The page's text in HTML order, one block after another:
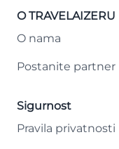
O TRAVELAIZERU
O nama
Postanite partner
Sigurnost
Pravila privatnosti